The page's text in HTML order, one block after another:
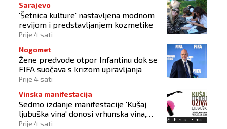
Sarajevo
'Šetnica kulture' nastavljena modnom
revijom i predstavljanjem kozmetike
Prije 4 sati
Nogomet
Žene predvode otpor Infantinu dok se
FIFA suočava s krizom upravljanja
Prije 4 sati
Vinska manifestacija
Sedmo izdanje manifestacije 'Kušaj
ljubuška vina' donosi vrhunska vina,
gastronomiju i glazbu
Prije 4 sati